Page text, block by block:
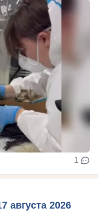
1
августа 2026